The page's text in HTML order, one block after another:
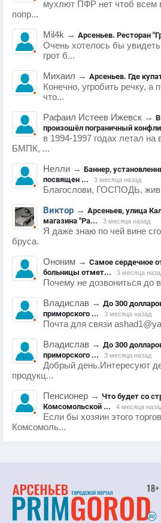
мухлют ПФР нет чтоб всем
попр...
Mil4k → Арсеньев. Ресторан
Очень хотелось бы
грот б...
Михаил → Арсеньев. Где
Конечно, угробить речку, а
что...
Рафаил Истеев Ижевск →
произошёл пограничный
в 1994-1997 годах летал на
БМПК, ...
Нелли → Баннер,
посвящен ...
3 месяца назад
Благослови, ГОСПОДЬ,
Виктор → Арсеньев, улица
магазина "Ра...
3 месяца назад
Я даже знаю по чей вине
бруса.
Ононим → Самое сердечное
больницы отмет...
3 месяца
Почему не дозвониться до
Владислав → До 300
приморского ...
3 месяца назад
Почта для связи
Владислав → До 300
приморского ...
3 месяца назад
Добрый день.Интересуют
продукц...
Пенсионер → Что будет со
Комсомольской ...
4 месяца
Если бы хозяин этого
Комсомоль...